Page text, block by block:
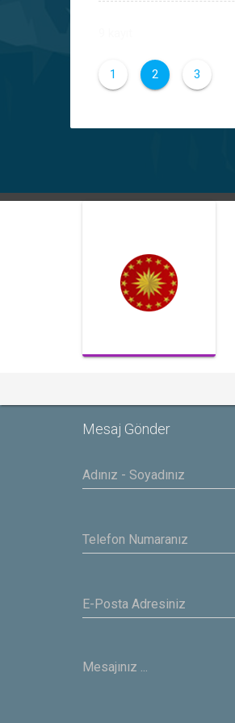
1 2 3
Mesaj Gönder